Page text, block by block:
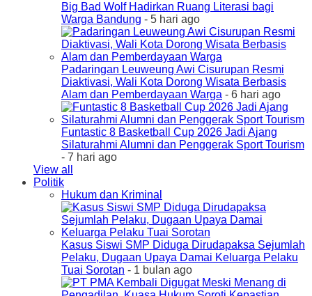
Big Bad Wolf Hadirkan Ruang Literasi bagi
Warga Bandung - 5 hari ago
Padaringan Leuweung Awi Cisurupan Resmi
Diaktivasi, Wali Kota Dorong Wisata Berbasis
Alam dan Pemberdayaan Warga - 6 hari ago
Funtastic 8 Basketball Cup 2026 Jadi Ajang
Silaturahmi Alumni dan Penggerak Sport Tourism
- 7 hari ago
View all
Politik
Hukum dan Kriminal
Kasus Siswi SMP Diduga Dirudapaksa Sejumlah
Pelaku, Dugaan Upaya Damai Keluarga Pelaku
Tuai Sorotan - 1 bulan ago